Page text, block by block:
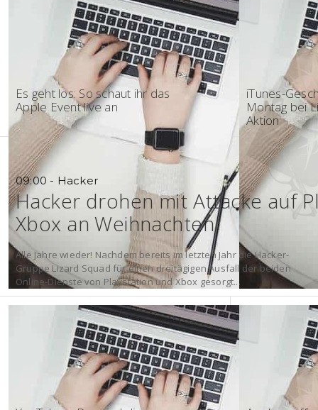
18:02 - Keynote
Es geht los: So schaut ihr das
Apple Event live an
17:57 -
iTunes-
Montag bei
Aktion
09:00 - Hacker
Hacker drohen mit Attacke auf
Xbox an Weihnachten
Alle Jahre wieder! Nachdem bereits im letzten Jahr die Hacker-
Gruppe Lizard Squad für einen dreitägigen Ausfall der beiden
Online-Dienste von Playstation und Xbox gesorgt...
14:30 - 2015 08:30 -